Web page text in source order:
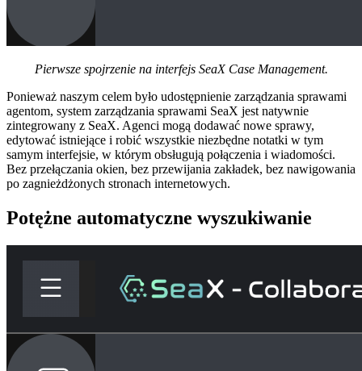
Pierwsze spojrzenie na interfejs SeaX Case Management.
Ponieważ naszym celem było udostępnienie zarządzania sprawami
agentom, system zarządzania sprawami SeaX jest natywnie
zintegrowany z SeaX. Agenci mogą dodawać nowe sprawy,
edytować istniejące i robić wszystkie niezbędne notatki w tym
samym interfejsie, w którym obsługują połączenia i wiadomości.
Bez przełączania okien, bez przewijania zakładek, bez nawigowania
po zagnieżdżonych stronach internetowych.
Potężne automatyczne wyszukiwanie